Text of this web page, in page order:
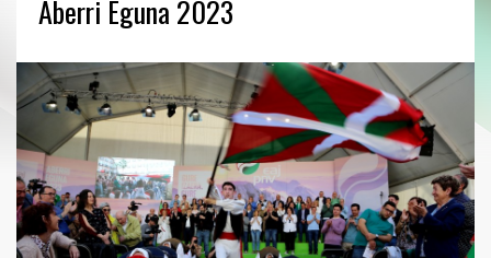
Aberri Eguna 2023